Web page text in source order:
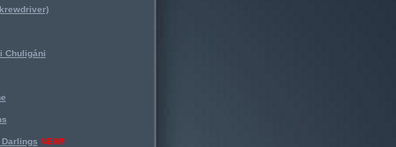
Chuligáni
NEW!